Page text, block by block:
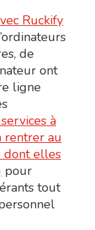
Ruckify
de
ont
ligne
à
rentrer au
dont elles
pour
tout